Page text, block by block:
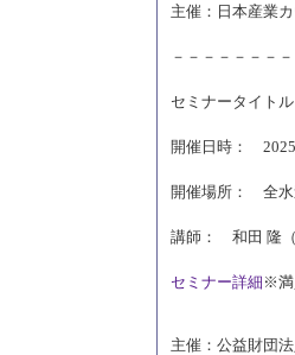
主催：日本産業
－－－－－－－
セミナータイト
開催日時： 2025
開催場所： 全水
講師： 和田 隆（
セミナー詳細 ※満
主催：公益財団